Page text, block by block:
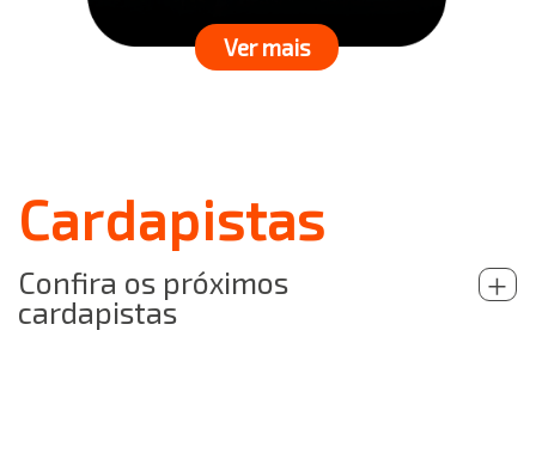
Ver mais
Cardapistas
Confira os próximos
cardapistas
+